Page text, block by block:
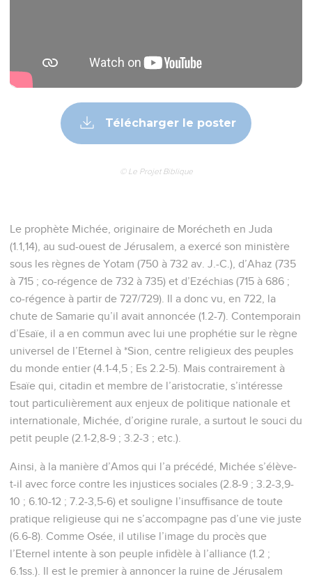
Télécharger le poster
© Le Projet Biblique
Le prophète Michée, originaire de Morécheth en Juda
(1.1,14), au sud-ouest de Jérusalem, a exercé son ministère
sous les règnes de Yotam (750 à 732 av. J.-C.), d’Ahaz (735
à 715 ; co-régence de 732 à 735) et d’Ezéchias (715 à 686 ;
co-régence à partir de 727/729). Il a donc vu, en 722, la
chute de Samarie qu’il avait annoncée (1.2-7). Contemporain
d’Esaïe, il a en commun avec lui une prophétie sur le règne
universel de l’Eternel à *Sion, centre religieux des peuples
du monde entier (4.1-4,5 ; Es 2.2-5). Mais contrairement à
Esaïe qui, citadin et membre de l’aristocratie, s’intéresse
tout particulièrement aux enjeux de politique nationale et
internationale, Michée, d’origine rurale, a surtout le souci du
petit peuple (2.1-2,8-9 ; 3.2-3 ; etc.).
Ainsi, à la manière d’Amos qui l’a précédé, Michée s’élève-
t-il avec force contre les injustices sociales (2.8-9 ; 3.2-3,9-
10 ; 6.10-12 ; 7.2-3,5-6) et souligne l’insuffisance de toute
pratique religieuse qui ne s’accompagne pas d’une vie juste
(6.6-8). Comme Osée, il utilise l’image du procès que
l’Eternel intente à son peuple infidèle à l’alliance (1.2 ;
6.1ss.). Il est le premier à annoncer la ruine de Jérusalem